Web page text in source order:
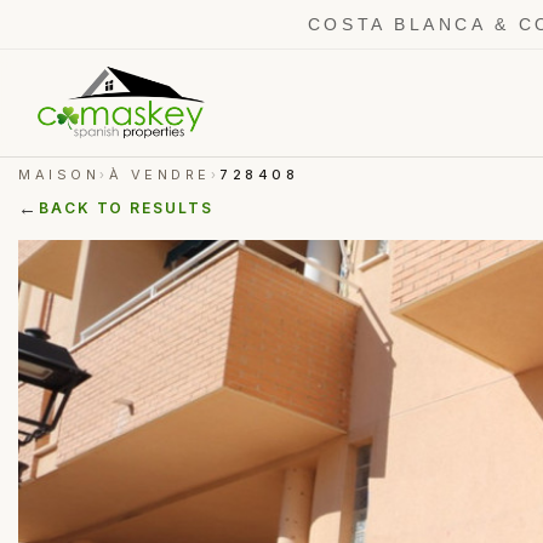
COSTA BLANCA &
MAISON › À VENDRE › 728408
← BACK TO RESULTS